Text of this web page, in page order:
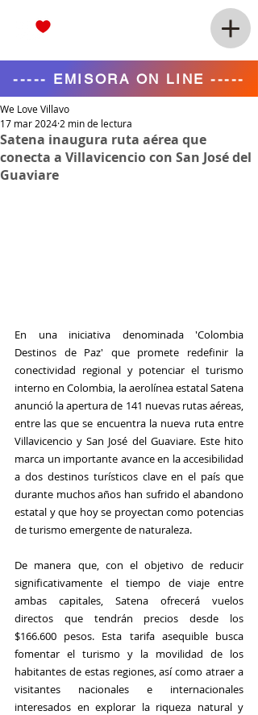
----- EMISORA ON LINE -----
Satena inaugura ruta aérea que
conecta a Villavicencio con San José del
Guaviare
We Love Villavo
17 mar 2024 2 min de lectura
En una iniciativa denominada 'Colombia
Destinos de Paz' que promete redefinir la
conectividad regional y potenciar el turismo
interno en Colombia, la aerolínea estatal Satena
anunció la apertura de 141 nuevas rutas aéreas,
Villavicencio y San José del Guaviare. Este hito
marca un importante avance en la accesibilidad
a dos destinos turísticos clave en el país que
durante muchos años han sufrido el abandono
estatal y que hoy se proyectan como potencias
de turismo emergente de naturaleza.
De manera que, con el objetivo de reducir
significativamente el tiempo de viaje entre
ambas capitales, Satena ofrecerá vuelos
directos que tendrán precios desde los
$166.600 pesos. Esta tarifa asequible busca
fomentar el turismo y la movilidad de los
habitantes de estas regiones, así como atraer a
visitantes nacionales e internacionales
interesados en explorar la riqueza natural y